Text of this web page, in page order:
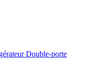
Double-porte